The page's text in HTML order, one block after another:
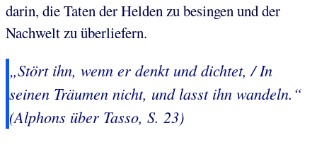
darin, die Taten der Helden zu besingen und der
Nachwelt zu überliefern.
„Stört ihn, wenn er denkt und dichtet, / In
seinen Träumen nicht, und lasst ihn wandeln.“
(Alphons über Tasso, S. 23)